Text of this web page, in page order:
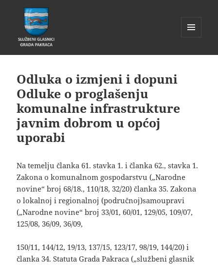
WIDGETI
Odluka o izmjeni i dopuni
Odluke o proglašenju
komunalne infrastrukture
javnim dobrom u općoj
uporabi
Na temelju članka 61. stavka 1. i članka 62., stavka 1.
Zakona o komunalnom gospodarstvu („Narodne
novine“ broj 68/18., 110/18, 32/20) članka 35. Zakona
o lokalnoj i regionalnoj (područnoj)samoupravi
(„Narodne novine“ broj 33/01, 60/01, 129/05, 109/07,
125/08, 36/09, 36/09,
150/11, 144/12, 19/13, 137/15, 123/17, 98/19, 144/20) i
članka 34. Statuta Grada Pakraca („službeni glasnik